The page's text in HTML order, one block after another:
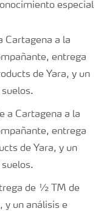
especial
Cartagena a la
entrega
de Yara, y un
a Cartagena a la
entrega
de Yara, y un
de ½ TM de
y un análisis e